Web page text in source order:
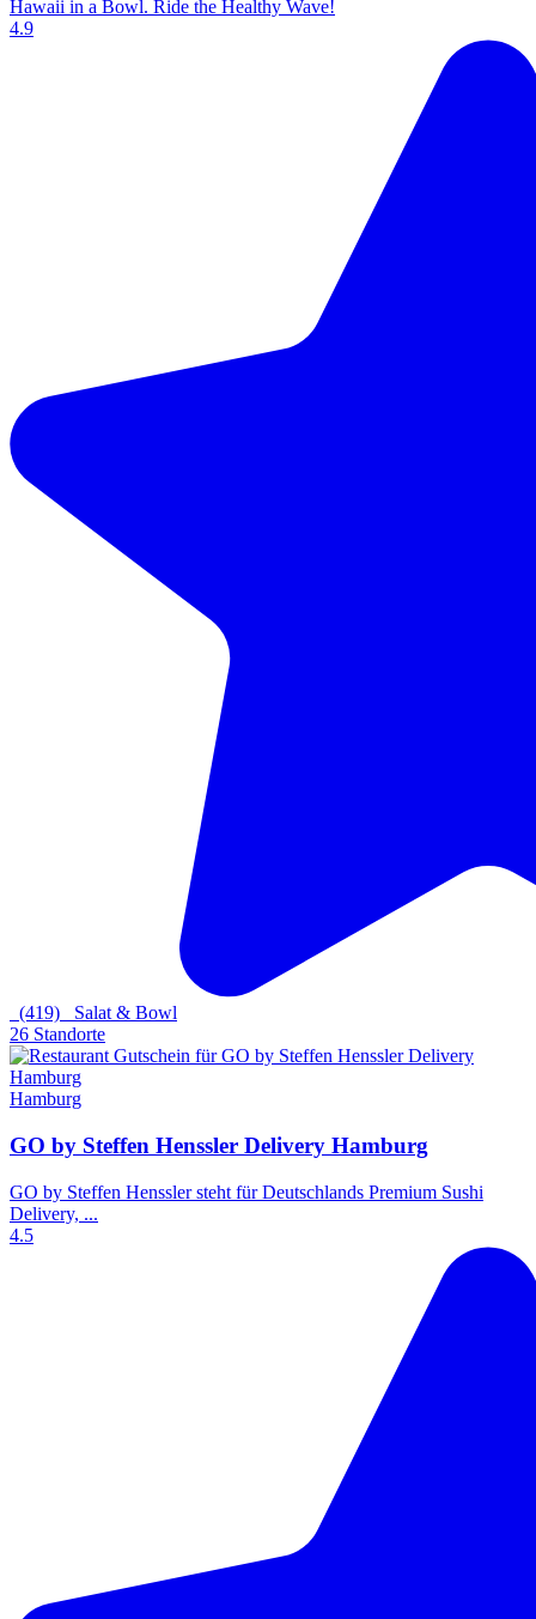
Hawaii in a Bowl. Ride the Healthy Wave!
4.9
(419) Salat & Bowl
26 Standorte
Hamburg
GO by Steffen Henssler Delivery Hamburg
​GO by Steffen Henssler steht für Deutschlands Premium Sushi
Delivery, ...
4.5